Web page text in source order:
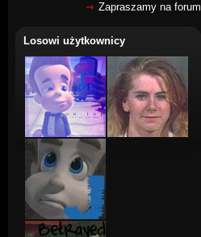
Zapraszamy na forum
Losowi użytkownicy